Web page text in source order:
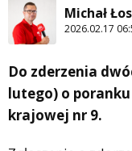
Michał
2026.02.17
Do zderzenia
lutego) o
krajowej nr 9.